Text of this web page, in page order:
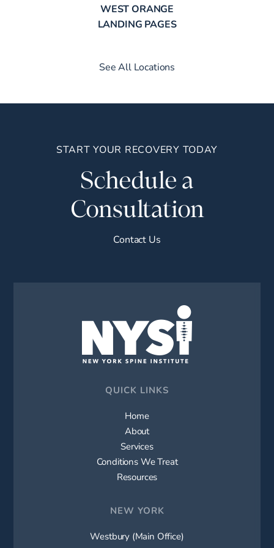
WEST ORANGE
LANDING PAGES
See All Locations
START YOUR RECOVERY TODAY
Schedule a
Consultation
Contact Us
QUICK LINKS
Home
About
Services
Conditions We Treat
Resources
NEW YORK
Westbury (Main Office)